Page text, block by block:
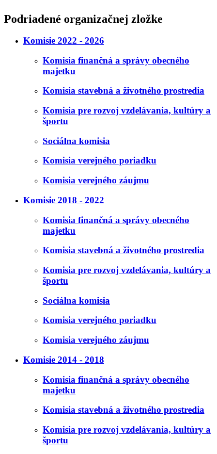
Podriadené organizačnej zložke
Komisie 2022 - 2026
Komisia finančná a správy obecného
majetku
Komisia stavebná a životného prostredia
Komisia pre rozvoj vzdelávania, kultúry a
športu
Sociálna komisia
Komisia verejného poriadku
Komisia verejného záujmu
Komisie 2018 - 2022
Komisia finančná a správy obecného
majetku
Komisia stavebná a životného prostredia
Komisia pre rozvoj vzdelávania, kultúry a
športu
Sociálna komisia
Komisia verejného poriadku
Komisia verejného záujmu
Komisie 2014 - 2018
Komisia finančná a správy obecného
majetku
Komisia stavebná a životného prostredia
Komisia pre rozvoj vzdelávania, kultúry a
športu